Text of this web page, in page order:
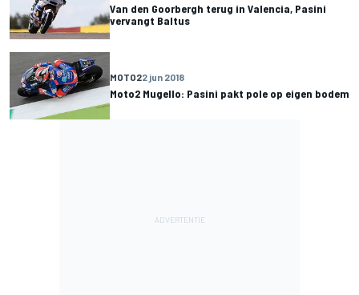
Van den Goorbergh terug in Valencia, Pasini
vervangt Baltus
MOTO22 jun 2018
Moto2 Mugello: Pasini pakt pole op eigen bodem